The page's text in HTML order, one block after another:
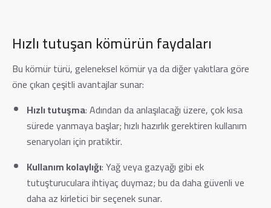
Hızlı tutuşan kömürün faydaları
Bu kömür türü, geleneksel kömür ya da diğer yakıtlara göre
öne çıkan çeşitli avantajlar sunar:
Hızlı tutuşma: Adından da anlaşılacağı üzere, çok kısa
sürede yanmaya başlar; hızlı hazırlık gerektiren kullanım
senaryoları için pratiktir.
Kullanım kolaylığı: Yağ veya gazyağı gibi ek
tutuşturuculara ihtiyaç duymaz; bu da daha güvenli ve
daha az kirletici bir seçenek sunar.